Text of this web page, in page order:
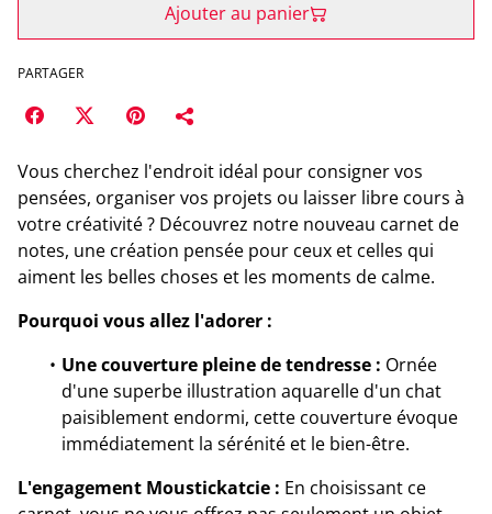
Ajouter au panier
PARTAGER
Vous cherchez l'endroit idéal pour consigner vos
pensées, organiser vos projets ou laisser libre cours à
votre créativité ? Découvrez notre nouveau carnet de
notes, une création pensée pour ceux et celles qui
aiment les belles choses et les moments de calme.
Pourquoi vous allez l'adorer :
Une couverture pleine de tendresse : Ornée
d'une superbe illustration aquarelle d'un chat
paisiblement endormi, cette couverture évoque
immédiatement la sérénité et le bien-être.
L'engagement Moustickatcie : En choisissant ce